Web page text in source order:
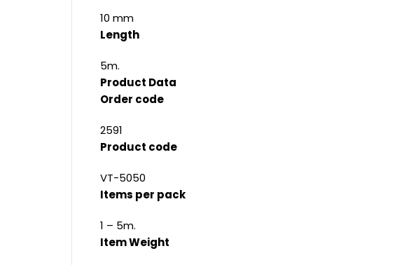
10 mm
Length
5m.
Product Data
Order code
2591
Product code
VT-5050
Items per pack
1 – 5m.
Item Weight